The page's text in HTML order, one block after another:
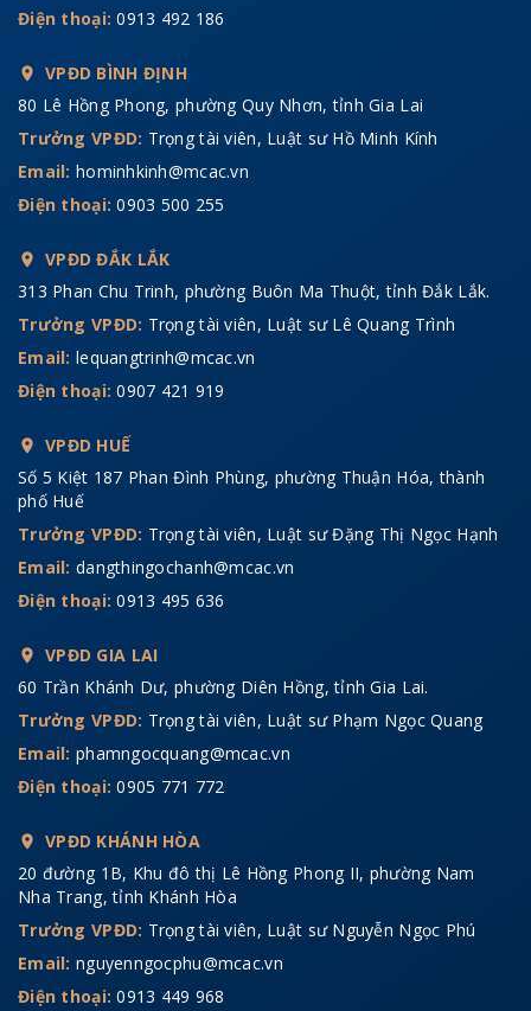
Điện thoại:0913 492 186
VPĐD BÌNH ĐỊNH
80 Lê Hồng Phong, phường Quy Nhơn, tỉnh Gia Lai
Trưởng VPĐD: Trọng tài viên, Luật sư Hồ Minh Kính
Email: hominhkinh@mcac.vn
Điện thoại:0903 500 255
VPĐD ĐẮK LẮK
313 Phan Chu Trinh, phường Buôn Ma Thuột, tỉnh Đắk Lắk.
Trưởng VPĐD: Trọng tài viên, Luật sư Lê Quang Trình
Email: lequangtrinh@mcac.vn
Điện thoại:0907 421 919
VPĐD HUẾ
Số 5 Kiệt 187 Phan Đình Phùng, phường Thuận Hóa, thành
phố Huế
Trưởng VPĐD: Trọng tài viên, Luật sư Đặng Thị Ngọc Hạnh
Email: dangthingochanh@mcac.vn
Điện thoại:0913 495 636
VPĐD GIA LAI
60 Trần Khánh Dư, phường Diên Hồng, tỉnh Gia Lai.
Trưởng VPĐD: Trọng tài viên, Luật sư Phạm Ngọc Quang
Email: phamngocquang@mcac.vn
Điện thoại:0905 771 772
VPĐD KHÁNH HÒA
20 đường 1B, Khu đô thị Lê Hồng Phong II, phường Nam
Nha Trang, tỉnh Khánh Hòa
Trưởng VPĐD: Trọng tài viên, Luật sư Nguyễn Ngọc Phú
Email: nguyenngocphu@mcac.vn
Điện thoại:0913 449 968